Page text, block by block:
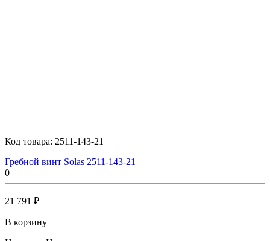
Код товара: 2511-143-21
Гребной винт Solas 2511-143-21
0
21 791 ₽
В корзину